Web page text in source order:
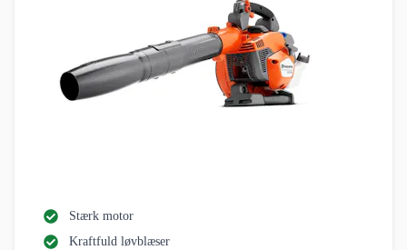
Stærk motor
Kraftfuld løvblæser